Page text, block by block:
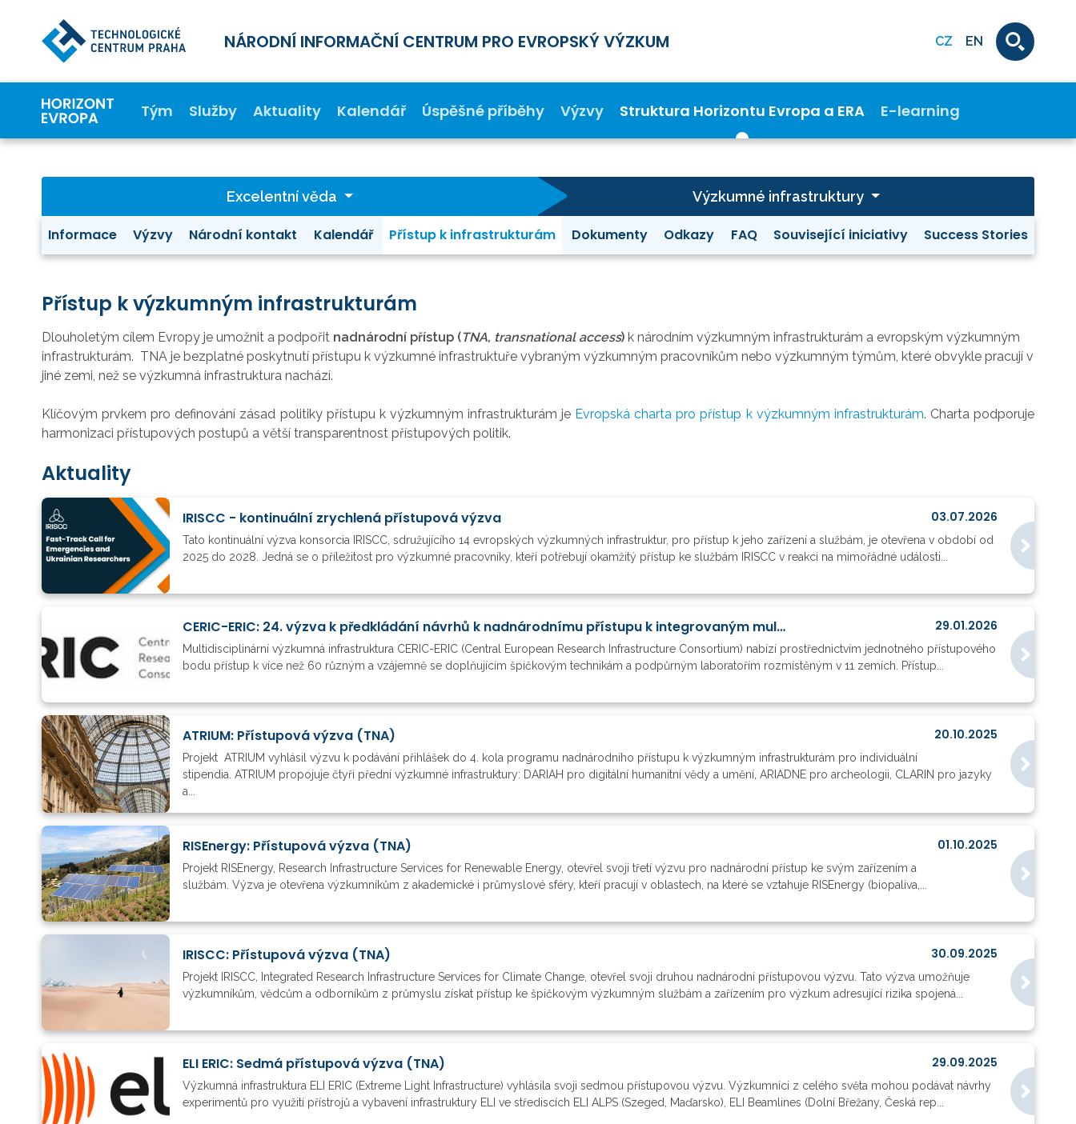
NÁRODNÍ INFORMAČNÍ CENTRUM PRO EVROPSKÝ VÝZKUM CZ EN
Tým Služby Aktuality Kalendář Úspěšné příběhy Výzvy Struktura Horizontu Evropa a ERA E-learning
Excelentní věda Výzkumné infrastruktury
Informace Výzvy Národní kontakt Kalendář Přístup k infrastrukturám Dokumenty Odkazy FAQ Související iniciativy Success Stories
Přístup k výzkumným infrastrukturám
Dlouholetým cílem Evropy je umožnit a podpořit nadnárodní přístup (TNA, transnational access) k národním výzkumným infrastrukturám a evropským výzkumným
infrastrukturám. TNA je bezplatné poskytnutí přístupu k výzkumné infrastruktuře vybraným výzkumným pracovníkům nebo výzkumným týmům, které obvykle pracují v
jiné zemi, než se výzkumná infrastruktura nachází.
Klíčovým prvkem pro definování zásad politiky přístupu k výzkumným infrastrukturám je Evropská charta pro přístup k výzkumným infrastrukturám. Charta podporuje
harmonizaci přístupových postupů a větší transparentnost přístupových politik.
Aktuality
IRISCC - kontinuální zrychlená přístupová výzva 03.07.2026
Tato kontinuální výzva konsorcia IRISCC, sdružujícího 14 evropských výzkumných infrastruktur, pro přístup k jeho zařízení a službám, je otevřena v období od
2025 do 2028. Jedná se o příležitost pro výzkumné pracovníky, kteří potřebují okamžitý přístup ke službám IRISCC v reakci na mimořádné události...
CERIC-ERIC: 24. výzva k předkládání návrhů k nadnárodnímu přístupu k integrovaným multidisciplinárním zařízením pro materiály, biomateriály a nanotechnologie 29.01.2026
Multidisciplinární výzkumná infrastruktura CERIC-ERIC (Central European Research Infrastructure Consortium) nabízí prostřednictvím jednotného přístupového
bodu přístup k více než 60 různým a vzájemně se doplňujícím špičkovým technikám a podpůrným laboratořím rozmístěným v 11 zemích. Přístup...
ATRIUM: Přístupová výzva (TNA) 20.10.2025
Projekt ATRIUM vyhlásil výzvu k podávání přihlášek do 4. kola programu nadnárodního přístupu k výzkumným infrastrukturám pro individuální
stipendia. ATRIUM propojuje čtyři přední výzkumné infrastruktury: DARIAH pro digitální humanitní vědy a umění, ARIADNE pro archeologii, CLARIN pro jazyky
a...
RISEnergy: Přístupová výzva (TNA) 01.10.2025
Projekt RISEnergy, Research Infrastructure Services for Renewable Energy, otevřel svoji třetí výzvu pro nadnárodní přístup ke svým zařízením a
službám. Výzva je otevřena výzkumníkům z akademické i průmyslové sféry, kteří pracují v oblastech, na které se vztahuje RISEnergy (biopaliva,...
IRISCC: Přístupová výzva (TNA) 30.09.2025
Projekt IRISCC, Integrated Research Infrastructure Services for Climate Change, otevřel svoji druhou nadnárodní přístupovou výzvu. Tato výzva umožňuje
výzkumníkům, vědcům a odborníkům z průmyslu získat přístup ke špičkovým výzkumným službám a zařízením pro výzkum adresující rizika spojená...
ELI ERIC: Sedmá přístupová výzva (TNA) 29.09.2025
Výzkumná infrastruktura ELI ERIC (Extreme Light Infrastructure) vyhlásila svoji sedmou přístupovou výzvu. Výzkumníci z celého světa mohou podávat návrhy
experimentů pro využití přístrojů a vybavení infrastruktury ELI ve střediscích ELI ALPS (Szeged, Maďarsko), ELI Beamlines (Dolní Břežany, Česká rep...